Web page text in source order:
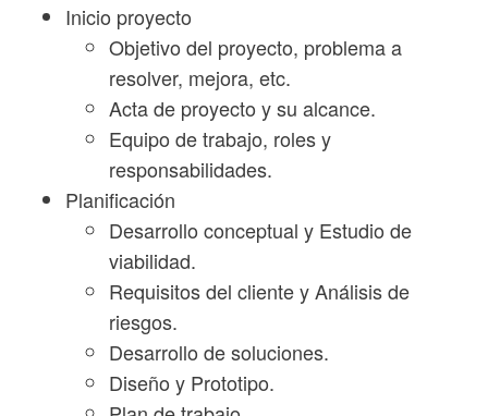
Inicio proyecto
Objetivo del proyecto, problema a
resolver, mejora, etc.
Acta de proyecto y su alcance.
Equipo de trabajo, roles y
responsabilidades.
Planificación
Desarrollo conceptual y Estudio de
viabilidad.
Requisitos del cliente y Análisis de
riesgos.
Desarrollo de soluciones.
Diseño y Prototipo.